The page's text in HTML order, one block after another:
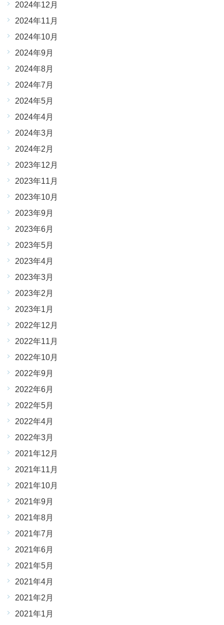
2024年12月
2024年11月
2024年10月
2024年9月
2024年8月
2024年7月
2024年5月
2024年4月
2024年3月
2024年2月
2023年12月
2023年11月
2023年10月
2023年9月
2023年6月
2023年5月
2023年4月
2023年3月
2023年2月
2023年1月
2022年12月
2022年11月
2022年10月
2022年9月
2022年6月
2022年5月
2022年4月
2022年3月
2021年12月
2021年11月
2021年10月
2021年9月
2021年8月
2021年7月
2021年6月
2021年5月
2021年4月
2021年2月
2021年1月